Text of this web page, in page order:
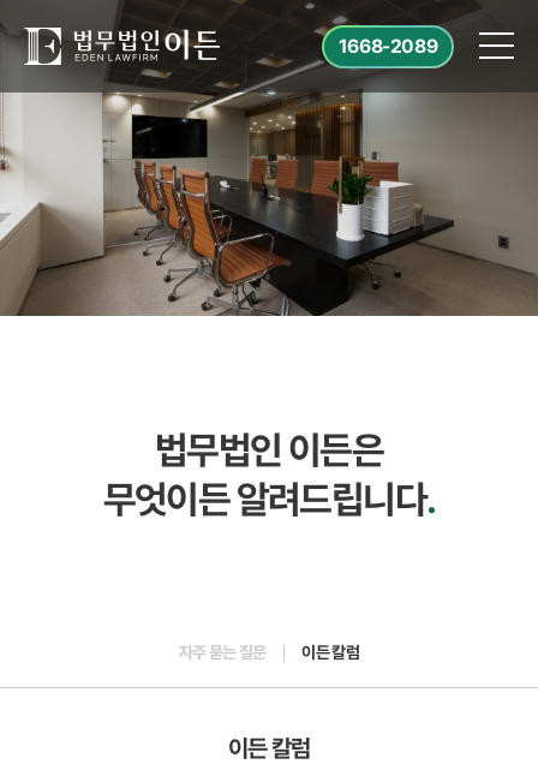
1668-2089
법무법인 이든은
무엇이든 알려드립니다.
자주 묻는 질문 이든 칼럼
이든 칼럼